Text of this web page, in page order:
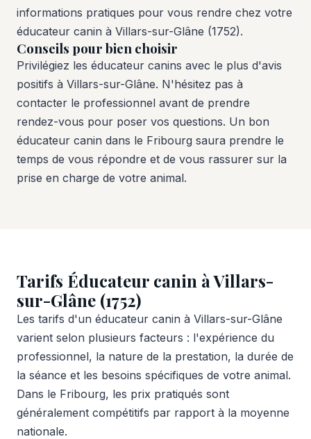
informations pratiques pour vous rendre chez votre
éducateur canin à Villars-sur-Glâne (1752).
Conseils pour bien choisir
Privilégiez les éducateur canins avec le plus d'avis
positifs à Villars-sur-Glâne. N'hésitez pas à
contacter le professionnel avant de prendre
rendez-vous pour poser vos questions. Un bon
éducateur canin dans le Fribourg saura prendre le
temps de vous répondre et de vous rassurer sur la
prise en charge de votre animal.
Tarifs Éducateur canin à Villars-
sur-Glâne (1752)
Les tarifs d'un éducateur canin à Villars-sur-Glâne
varient selon plusieurs facteurs : l'expérience du
professionnel, la nature de la prestation, la durée de
la séance et les besoins spécifiques de votre animal.
Dans le Fribourg, les prix pratiqués sont
généralement compétitifs par rapport à la moyenne
nationale.